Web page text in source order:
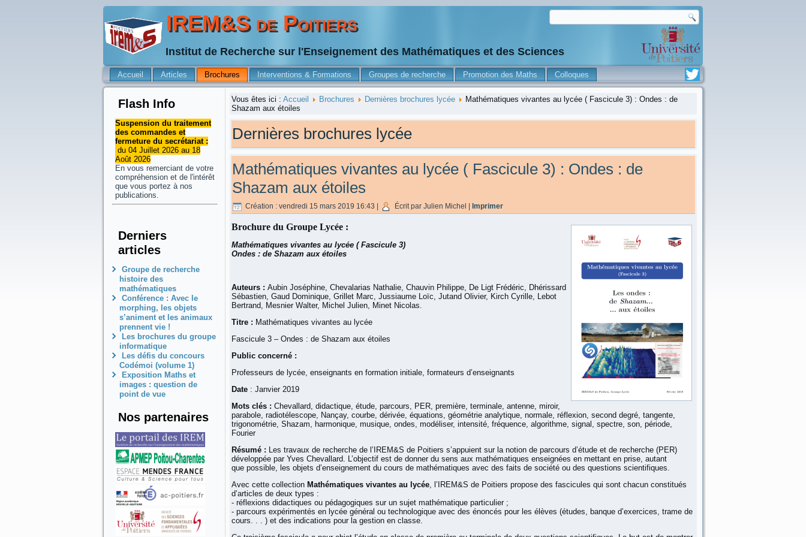
IREM&S de Poitiers
Institut de Recherche sur l'Enseignement des Mathématiques et des Sciences
Accueil Articles Brochures Interventions & Formations Groupes de recherche Promotion des Maths Colloques
Flash Info
Suspension du traitement
des commandes et
fermeture du secrétariat :
du 04 Juillet 2026 au 18
Août 2026
En vous remerciant de votre
compréhension et de l'intérêt
que vous portez à nos
publications.
Derniers
articles
Groupe de recherche
histoire des
mathématiques
Conférence : Avec le
morphing, les objets
s’animent et les animaux
prennent vie !
Les brochures du groupe
informatique
Les défis du concours
Codémoi (volume 1)
Exposition Maths et
images : question de
point de vue
Nos partenaires
Vous êtes ici : Accueil Brochures Dernières brochures lycée
Mathématiques vivantes au lycée ( Fascicule 3) : Ondes : de
Shazam aux étoiles
Dernières brochures lycée
Mathématiques vivantes au lycée ( Fascicule 3) : Ondes : de
Shazam aux étoiles
Création : vendredi 15 mars 2019 16:43 Écrit par Julien Michel Imprimer
Brochure du Groupe Lycée :
Mathématiques vivantes au lycée ( Fascicule 3)
Ondes : de Shazam aux étoiles
Auteurs : Aubin Joséphine, Chevalarias Nathalie, Chauvin Philippe, De Ligt Frédéric, Dhérissard
Sébastien, Gaud Dominique, Grillet Marc, Jussiaume Loïc, Jutand Olivier, Kirch Cyrille, Lebot
Bertrand, Mesnier Walter, Michel Julien, Minet Nicolas.
Titre : Mathématiques vivantes au lycée
Fascicule 3 – Ondes : de Shazam aux étoiles
Public concerné :
Professeurs de lycée, enseignants en formation initiale, formateurs d’enseignants
Date : Janvier 2019
Mots clés : Chevallard, didactique, étude, parcours, PER, première, terminale, antenne, miroir,
parabole, radiotélescope, Nançay, courbe, dérivée, équations, géométrie analytique, normale, réflexion, second degré, tangente,
trigonométrie, Shazam, harmonique, musique, ondes, modéliser, intensité, fréquence, algorithme, signal, spectre, son, période,
Fourier
Résumé : Les travaux de recherche de l’IREM&S de Poitiers s’appuient sur la notion de parcours d’étude et de recherche (PER)
développée par Yves Chevallard. L’objectif est de donner du sens aux mathématiques enseignées en mettant en prise, autant
que possible, les objets d’enseignement du cours de mathématiques avec des faits de société ou des questions scientifiques.
Avec cette collection Mathématiques vivantes au lycée, l’IREM&S de Poitiers propose des fascicules qui sont chacun constitués
d’articles de deux types :
- réflexions didactiques ou pédagogiques sur un sujet mathématique particulier ;
- parcours expérimentés en lycée général ou technologique avec des énoncés pour les élèves (études, banque d’exercices, trame de
cours. . . ) et des indications pour la gestion en classe.